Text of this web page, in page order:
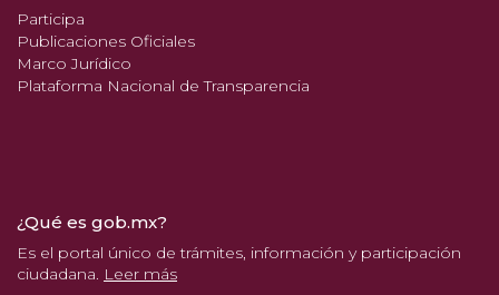
Participa
Publicaciones Oficiales
Marco Jurídico
Plataforma Nacional de Transparencia
¿Qué es gob.mx?
Es el portal único de trámites, información y participación
ciudadana. Leer más